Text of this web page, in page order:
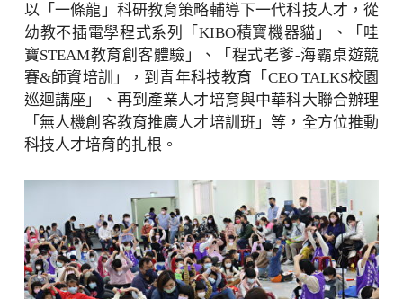
以「一條龍」科研教育策略輔導下一代科技人才，從
幼教不插電學程式系列「KIBO積寶機器貓」、「哇
寶STEAM教育創客體驗」、「程式老爹-海霸桌遊競
賽&師資培訓」，到青年科技教育「CEO TALKS校園
巡迴講座」、再到產業人才培育與中華科大聯合辦理
「無人機創客教育推廣人才培訓班」等，全方位推動
科技人才培育的扎根。